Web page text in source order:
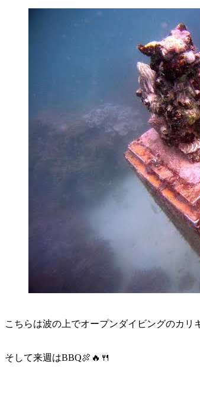
こちらは波の上でオープンダイビングのカ
そして来週はBBQ🍖🔥🍴